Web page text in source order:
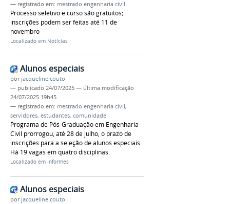
— registrado em: mestrado engenharia civil
Processo seletivo e curso são gratuitos;
inscrições podem ser feitas até 11 de
novembro
Localizado em Notícias
Alunos especiais
por jacqueline.couto
— publicado 24/07/2025 — última modificação
24/07/2025 19h45
— registrado em: mestrado engenharia civil,
servidores, estudantes, comunidade
Programa de Pós-Graduação em Engenharia
Civil prorrogou, até 28 de julho, o prazo de
inscrições para a seleção de alunos especiais.
Há 19 vagas em quatro disciplinas.
Localizado em Informes
Alunos especiais
por jacqueline.couto